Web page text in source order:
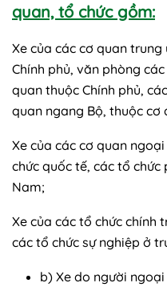
quan, tổ chức gồm:
Xe của các cơ quan
Chính phủ, văn phòng
quan thuộc Chính phủ,
quan ngang Bộ, thuộc cơ
Xe của các cơ quan
chức quốc tế, các tổ
Nam;
Xe của các tổ chức chính
các tổ chức sự nghiệp ở
b) Xe do người